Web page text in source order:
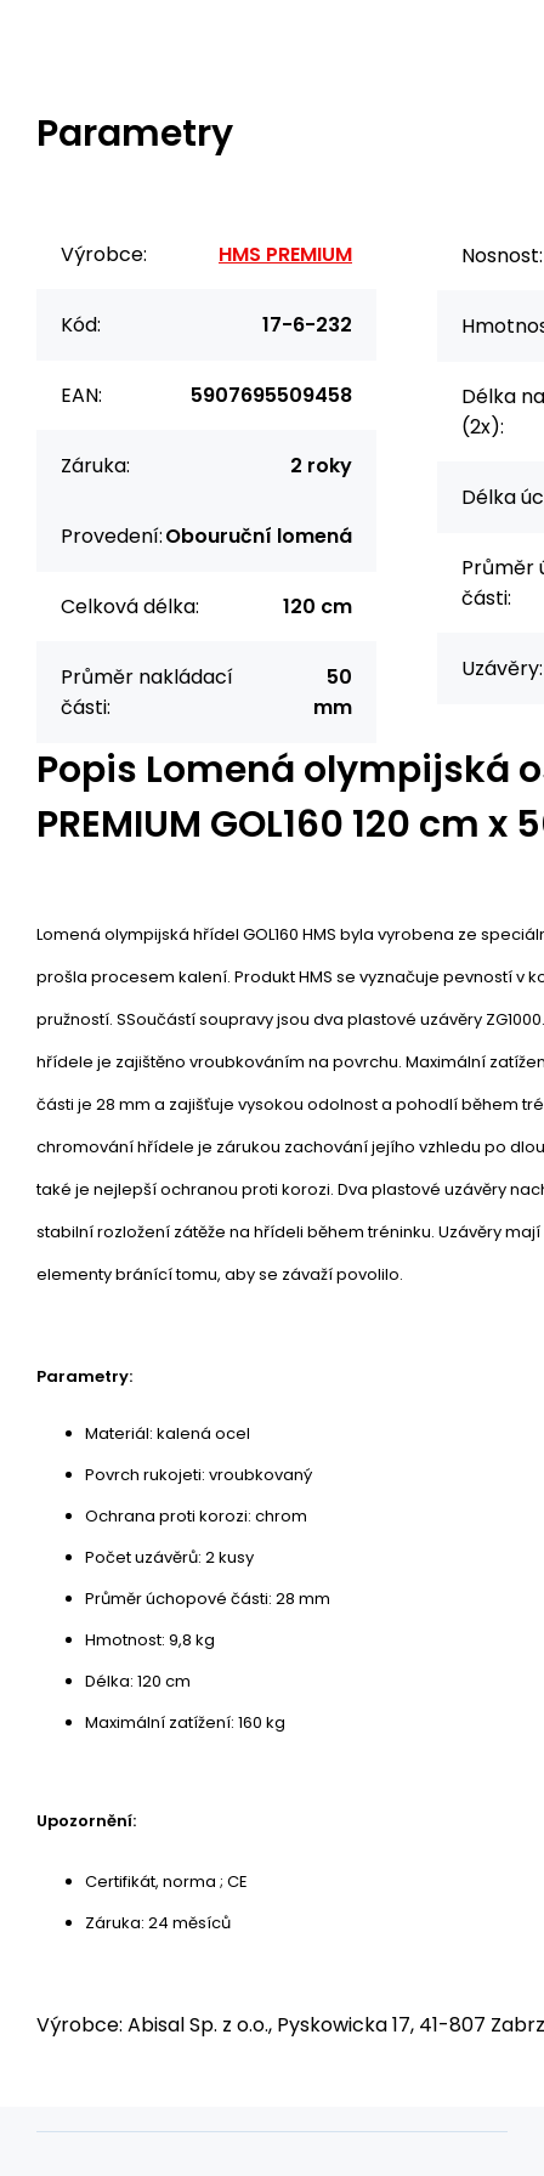
Parametry
Výrobce: HMS PREMIUM
Kód: 17-6-232
EAN: 5907695509458
Záruka: 2 roky
Provedení:Obouruční lomená
Celková délka: 120 cm
Průměr nakládací
části:
50
mm
Nosnost:
Délka
(2x):
Délka
Průměr
části:
Uzávěry:
Popis Lomená olympijská
PREMIUM GOL160 120 cm x
Lomená olympijská hřídel GOL160 HMS byla vyrobena ze
prošla procesem kalení. Produkt HMS se vyznačuje pevností v
pružností. SSoučástí soupravy jsou dva plastové uzávěry
hřídele je zajištěno vroubkováním na povrchu. Maximální
části je 28 mm a zajišťuje vysokou odolnost a pohodlí během
chromování hřídele je zárukou zachování jejího vzhledu po
také je nejlepší ochranou proti korozi. Dva plastové uzávěry
stabilní rozložení zátěže na hřídeli během tréninku. Uzávěry
elementy bránící tomu, aby se závaží povolilo.
Parametry:
Materiál: kalená ocel
Povrch rukojeti: vroubkovaný
Ochrana proti korozi: chrom
Počet uzávěrů: 2 kusy
Průměr úchopové části: 28 mm
Hmotnost: 9,8 kg
Délka: 120 cm
Maximální zatížení: 160 kg
Upozornění:
Certifikát, norma ; CE
Záruka: 24 měsíců
Výrobce: Abisal Sp. z o.o., Pyskowicka 17, 41-807